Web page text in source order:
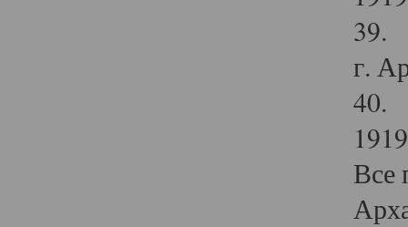
39.
г.
40.
Все